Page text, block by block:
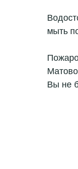
мыть
Вы не